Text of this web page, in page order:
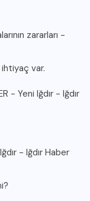
zararları -
var.
- Yeni Iğdır - Iğdır
- Iğdır Haber